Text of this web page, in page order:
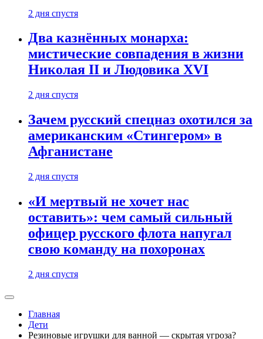
2 дня спустя
Два казнённых монарха:
мистические совпадения в жизни
Николая II и Людовика XVI
2 дня спустя
Зачем русский спецназ охотился за
американским «Стингером» в
Афганистане
2 дня спустя
«И мертвый не хочет нас
оставить»: чем самый сильный
офицер русского флота напугал
свою команду на похоронах
2 дня спустя
Главная
Дети
Резиновые игрушки для ванной — скрытая угроза?